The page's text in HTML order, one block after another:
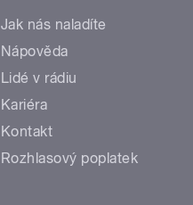
Jak nás naladíte
Nápověda
Lidé v rádiu
Kariéra
Kontakt
Rozhlasový poplatek